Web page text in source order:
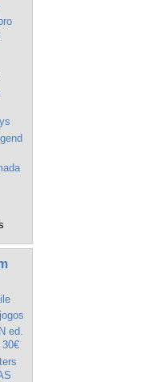
ed.